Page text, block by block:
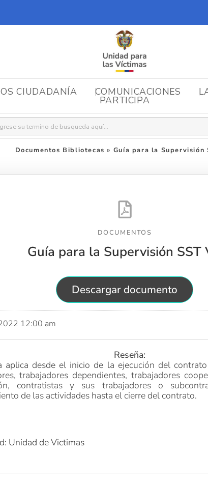
CIUDADANÍA COMUNICACIONES
PARTICIPA
Documentos Bibliotecas » Guía para la Supervisión
DOCUMENTOS
Guía para la Supervisión SST
Descargar documento
12:00 am
Reseña:
aplica desde el inicio de la ejecución del
trabajadores dependientes, trabajadores
contratistas y sus trabajadores o
de las actividades hasta el cierre del contrato.
Unidad de Victimas